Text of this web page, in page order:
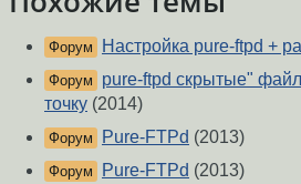
Форум Настройка pure-ftpd +
Форум
pure-ftpd скрытые"
точку (2014)
Форум Pure-FTPd (2013)
Форум Pure-FTPd (2013)